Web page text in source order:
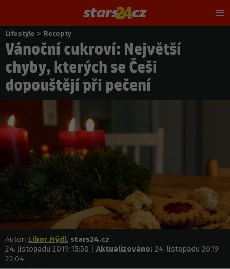
Nacházíte
se
zde:
Lifestyle > Recepty
Vánoční cukroví: Největší
chyby, kterých se Češi
dopouštějí při pečení
Autor: Libor Frýdl, stars24.cz
24. listopadu 2019 15:50 | Aktualizováno: 24. listopadu 2019
22:04